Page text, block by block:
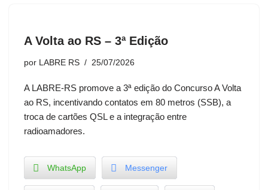
A Volta ao RS – 3ª Edição
por LABRE RS 25/07/2026
A LABRE-RS promove a 3ª edição do Concurso A Volta
ao RS, incentivando contatos em 80 metros (SSB), a
troca de cartões QSL e a integração entre
radioamadores.
WhatsApp Messenger